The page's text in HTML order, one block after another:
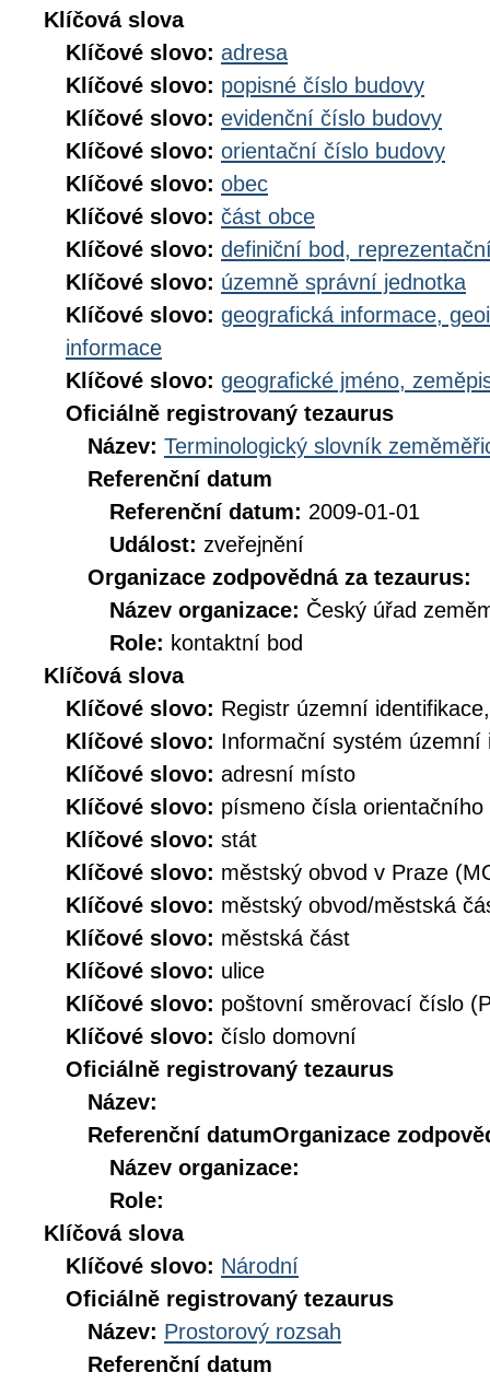
Klíčová slova
Klíčové slovo: adresa
Klíčové slovo: popisné číslo budovy
Klíčové slovo: evidenční číslo budovy
Klíčové slovo: orientační číslo budovy
Klíčové slovo: obec
Klíčové slovo: část obce
Klíčové slovo: definiční bod,
Klíčové slovo: územně správní jednotka
Klíčové slovo: geografická informace,
informace
Klíčové slovo: geografické jméno,
Oficiálně registrovaný tezaurus
Název: Terminologický slovník
Referenční datum
Referenční datum: 2009-01-01
Událost: zveřejnění
Organizace zodpovědná za tezaurus:
Název organizace: Český úřad
Role: kontaktní bod
Klíčová slova
Klíčové slovo: Registr územní
Klíčové slovo: Informační systém územní
Klíčové slovo: adresní místo
Klíčové slovo: písmeno čísla orientačního
Klíčové slovo: stát
Klíčové slovo: městský obvod v Praze
Klíčové slovo: městský obvod/městská
Klíčové slovo: městská část
Klíčové slovo: ulice
Klíčové slovo: poštovní směrovací číslo
Klíčové slovo: číslo domovní
Oficiálně registrovaný tezaurus
Název:
Referenční datumOrganizace
Název organizace:
Role:
Klíčová slova
Klíčové slovo: Národní
Oficiálně registrovaný tezaurus
Název: Prostorový rozsah
Referenční datum